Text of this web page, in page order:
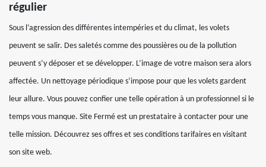
régulier
Sous l’agression des différentes intempéries et du climat, les volets
peuvent se salir. Des saletés comme des poussières ou de la pollution
peuvent s’y déposer et se développer. L’image de votre maison sera alors
affectée. Un nettoyage périodique s’impose pour que les volets gardent
leur allure. Vous pouvez confier une telle opération à un professionnel si le
temps vous manque. Site Fermé est un prestataire à contacter pour une
telle mission. Découvrez ses offres et ses conditions tarifaires en visitant
son site web.